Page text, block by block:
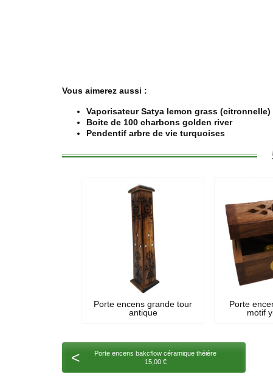
Vous aimerez aussi :
Vaporisateur Satya lemon grass (citronnelle)
Boite de 100 charbons golden river
Pendentif arbre de vie turquoises
Porte encens grande tour
antique
Porte
motif
<
Porte encens bakcflow céramique théière
15,00 €